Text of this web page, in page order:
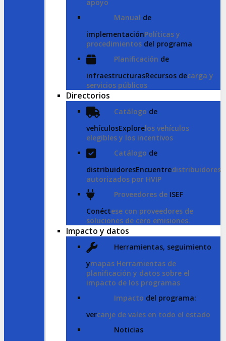
apoyo
Manual de
implementaciónPolíticas y
procedimientos del programa
Planificación de
infraestructurasRecursos decarga y
servicios públicos
Directorios
Catálogo de
vehículosExplorelos vehículos
elegibles y los incentivos
Catálogo de
distribuidoresEncuentredistribuidores
autorizados por HVIP
Proveedores de ISEF
Conéctese con proveedores de
soluciones de cero emisiones.
Impacto y datos
Herramientas, seguimiento
ymapas Herramientas de
planificación y datos sobre el
impacto de los programas
Impacto del programa:
vercanje de vales en todo el estado
Noticias